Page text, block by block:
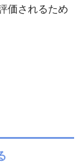
価されるため